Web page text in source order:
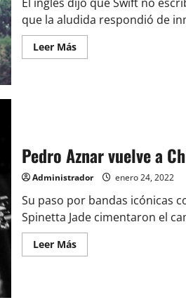
conciertos
que la aludida respondió de
Leer MásLeer
más
Pedro Aznar vuelve a
Administrador enero 24, 2022
Su paso por bandas icónicas
Spinetta Jade cimentaron el
Leer MásLeer
más